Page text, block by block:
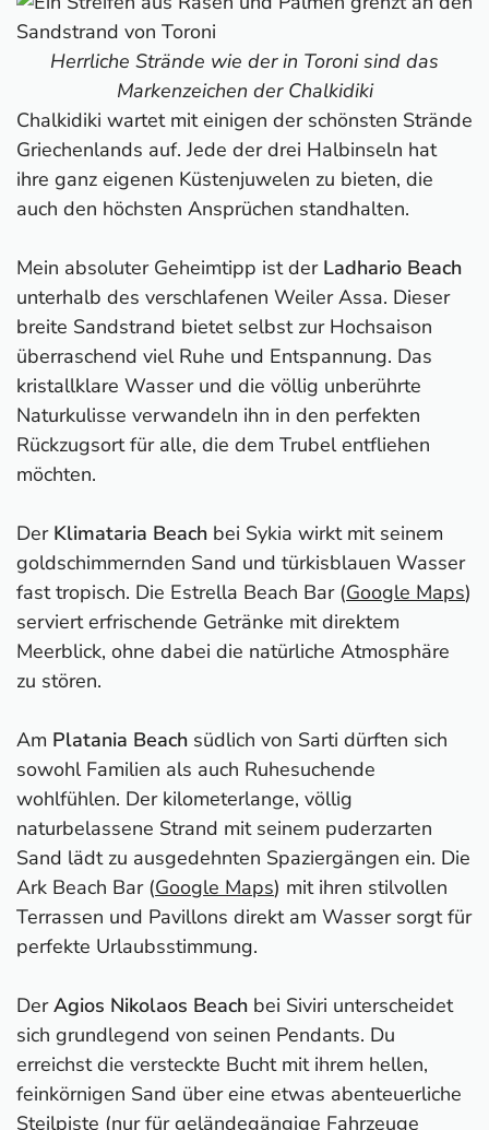
Herrliche Strände wie der in Toroni sind das
Markenzeichen der Chalkidiki
Chalkidiki wartet mit einigen der schönsten Strände
Griechenlands auf. Jede der drei Halbinseln hat
ihre ganz eigenen Küstenjuwelen zu bieten, die
auch den höchsten Ansprüchen standhalten.
Mein absoluter Geheimtipp ist der Ladhario Beach
unterhalb des verschlafenen Weiler Assa. Dieser
breite Sandstrand bietet selbst zur Hochsaison
überraschend viel Ruhe und Entspannung. Das
kristallklare Wasser und die völlig unberührte
Naturkulisse verwandeln ihn in den perfekten
Rückzugsort für alle, die dem Trubel entfliehen
möchten.
Der Klimataria Beach bei Sykia wirkt mit seinem
goldschimmernden Sand und türkisblauen Wasser
fast tropisch. Die Estrella Beach Bar (Google Maps)
serviert erfrischende Getränke mit direktem
Meerblick, ohne dabei die natürliche Atmosphäre
zu stören.
Am Platania Beach südlich von Sarti dürften sich
sowohl Familien als auch Ruhesuchende
wohlfühlen. Der kilometerlange, völlig
naturbelassene Strand mit seinem puderzarten
Sand lädt zu ausgedehnten Spaziergängen ein. Die
Ark Beach Bar (Google Maps) mit ihren stilvollen
Terrassen und Pavillons direkt am Wasser sorgt für
perfekte Urlaubsstimmung.
DerAgios Nikolaos Beach bei Siviri unterscheidet
sich grundlegend von seinen Pendants. Du
erreichst die versteckte Bucht mit ihrem hellen,
feinkörnigen Sand über eine etwas abenteuerliche
Steilpiste (nur für geländegängige Fahrzeuge